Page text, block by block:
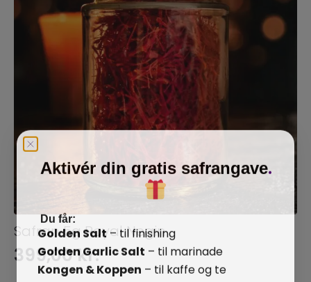
Safran 5g Royal Negin
399,00kr.
Aktivér din gratis safrangave.
​Du får:
Golden Salt– til finishing
Golden Garlic Salt – til marinade
Kongen & Koppen – til kaffe og te